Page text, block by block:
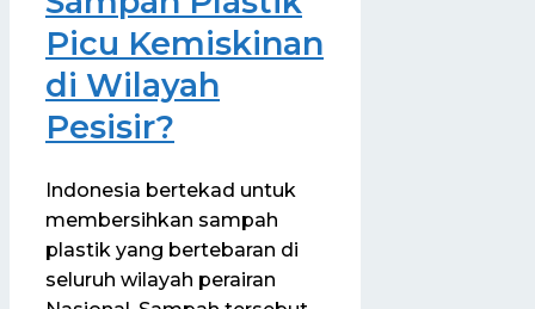
Picu Kemiskinan
di Wilayah
Pesisir?
Indonesia bertekad untuk
membersihkan sampah
plastik yang bertebaran di
seluruh wilayah perairan